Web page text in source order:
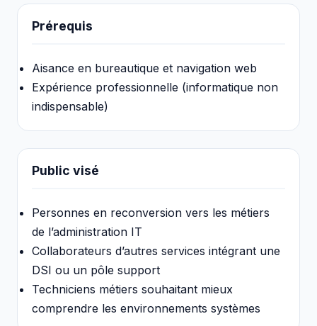
Prérequis
Aisance en bureautique et navigation web
Expérience professionnelle (informatique non
indispensable)
Public visé
Personnes en reconversion vers les métiers
de l’administration IT
Collaborateurs d’autres services intégrant une
DSI ou un pôle support
Techniciens métiers souhaitant mieux
comprendre les environnements systèmes